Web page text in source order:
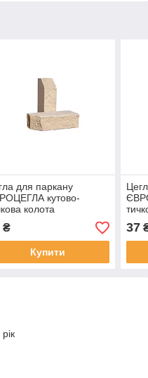
для паркану
кутово-
колота
лунна
₴
Купити
37